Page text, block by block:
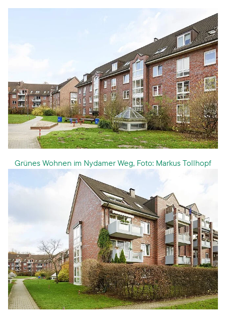
Grünes Wohnen im Nydamer Weg, Foto: Markus Tollhopf